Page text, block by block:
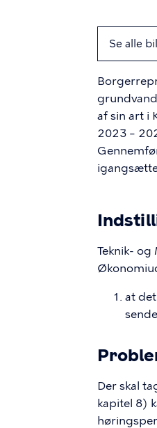
Se alle
af sin art i
2023 –
Teknik-
at
Der skal
kapitel 8)